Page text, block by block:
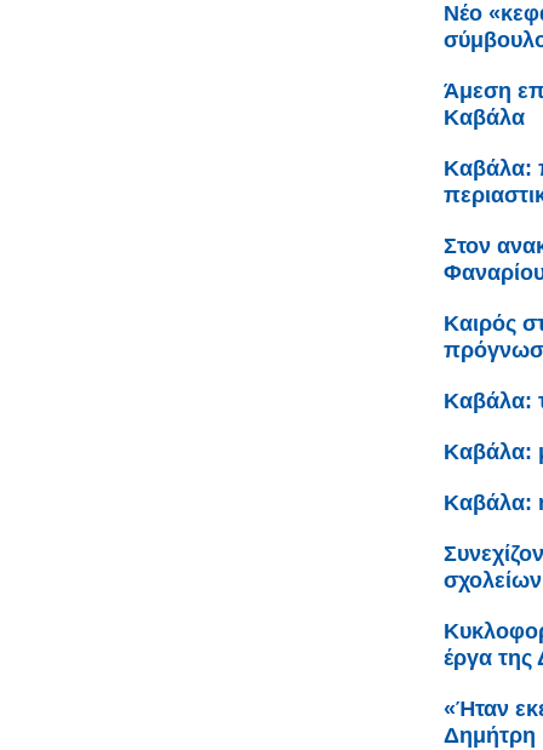
Νέο
Άμεση
Καβάλα
Καβάλα:
Στον
Καιρός
Καβάλα:
Καβάλα:
Καβάλα:
έργα
«Ήταν
Δημήτρη